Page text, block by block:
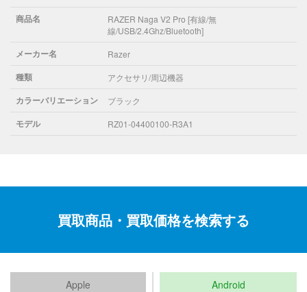
商品名
RAZER Naga V2 Pro [有線/無
線/USB/2.4Ghz/Bluetooth]
メーカー名 Razer
種類 アクセサリ/周辺機器
カラーバリエーション ブラック
モデル RZ01-04400100-R3A1
買取商品・買取価格を検索する
Apple Android